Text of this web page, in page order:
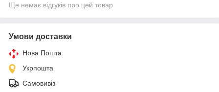
Ще немає відгуків про цей товар
Умови доставки
Нова Пошта
Укрпошта
Самовивіз